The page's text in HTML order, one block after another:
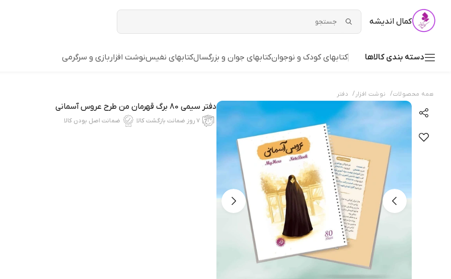
کمال اندیشه
دسته بندی کالاها کتابهای کودک و نوجوانکتابهای جوان و بزرگسالکتابهای نفیسنوشت افزار بازي و سرگرمي
همه محصولات/ نوشت افزار / دفتر
دفتر سیمی 80 برگ قهرمان من طرح عروس آسمانی
۷ روز ضمانت بازگشت کالا ضمانت اصل بودن کالا